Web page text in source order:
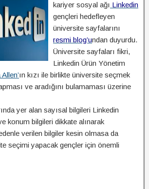
kariyer sosyal ağı Linkedin
gençleri hedefleyen
üniversite sayfalarını
resmi blog’undan duyurdu.
Üniversite sayfaları fikri,
Linkedin Ürün Yönetim
ın kızı ile birlikte üniversite seçmek
ve aradığını bulamaması üzerine
yer alan sayısal bilgileri Linkedin
konum bilgileri dikkate alınarak
verilen bilgiler kesin olmasa da
seçimi yapacak gençler için önemli